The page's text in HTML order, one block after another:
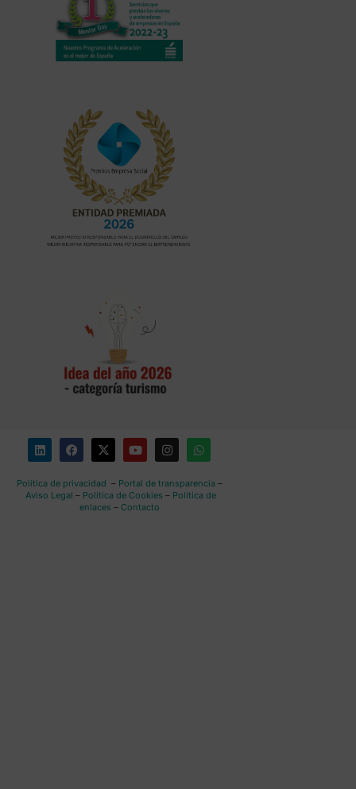
Política de privacidad – Portal de transparencia–
Aviso Legal – Política de Cookies – Política de
enlaces – Contacto